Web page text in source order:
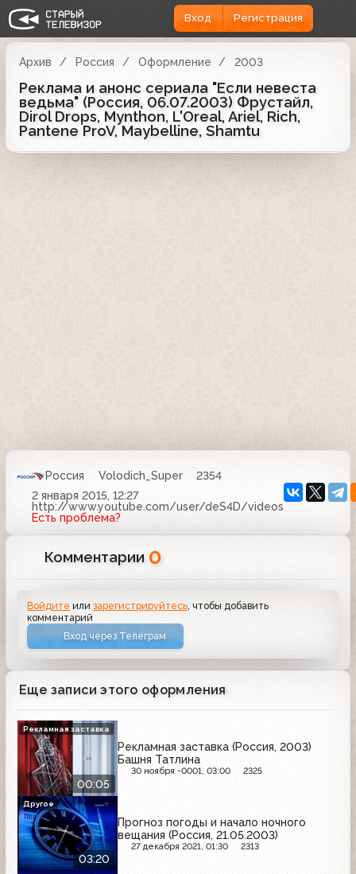
Вход Регистрация
Архив Россия Оформление 2003
Реклама и анонс сериала "Если невеста
ведьма" (Россия, 06.07.2003) Фрустайл,
Dirol Drops, Mynthon, L'Oreal, Ariel, Rich,
Pantene ProV, Maybelline, Shamtu
Россия Volodich_Super
2354
2 января 2015, 12:27
http://www.youtube.com/user/deS4D/videos
Есть проблема?
Комментарии 0
Войдите илизарегистрируйтесь , чтобы добавить
комментарий
Вход через Телеграм
Еще записи этого оформления
00:05
Рекламная заставка (Россия, 2003)
Башня Татлина
30 ноября -0001, 03:00 2325
Рекламная заставка
03:20
Прогноз погоды и начало ночного
вещания (Россия, 21.05.2003)
27 декабря 2021, 01:30 2313
Другое